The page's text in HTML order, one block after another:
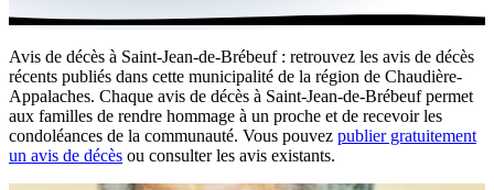
International
Par région
Par ville
Maisons funéraires
Avis de décès à Saint-Jean-de-Brébeuf : retrouvez les avis de décès
récents publiés dans cette municipalité de la région de Chaudière-
Appalaches. Chaque avis de décès à Saint-Jean-de-Brébeuf permet
aux familles de rendre hommage à un proche et de recevoir les
condoléances de la communauté. Vous pouvez publier gratuitement
un avis de décès ou consulter les avis existants.